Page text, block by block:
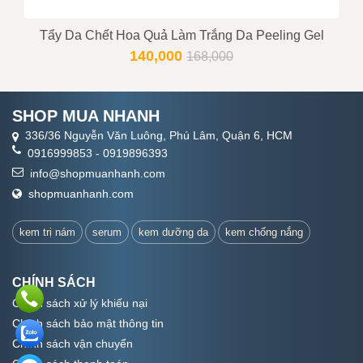
Tẩy Da Chết Hoa Quả Làm Trắng Da Peeling Gel
140,000 168,000
SHOP MUA NHANH
336/36 Nguyễn Văn Luông, Phú Lâm, Quận 6, HCM
0916999853 - 0919896393
info@shopmuanhanh.com
shopmuanhanh.com
kem trị nám serum kem dưỡng da kem chống nắng
CHÍNH SÁCH
Chính sách xử lý khiếu nại
Chính sách bảo mật thông tin
Chính sách vận chuyển